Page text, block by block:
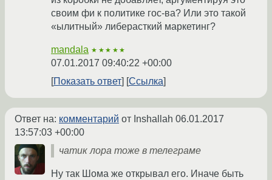
своим фи к политике гос-ва? Или это такой
«ылитный» либерасткий маркетинг?
mandala ★★★★★
07.01.2017 09:40:22 +00:00
Показать ответ
Ссылка
Ответ на: комментарий от Inshallah 06.01.2017
13:57:03 +00:00
чатик лора тоже в телеграме
Ну так Шома же открывал его. Иначе быть